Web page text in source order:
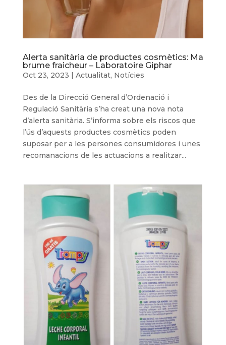
Alerta sanitària de productes cosmètics: Ma
brume fraicheur – Laboratoire Giphar
Oct 23, 2023 | Actualitat, Notícies
Des de la Direcció General d’Ordenació i
Regulació Sanitària s’ha creat una nova nota
d’alerta sanitària. S’informa sobre els riscos que
l’ús d’aquests productes cosmètics poden
suposar per a les persones consumidores i unes
recomanacions de les actuacions a realitzar...